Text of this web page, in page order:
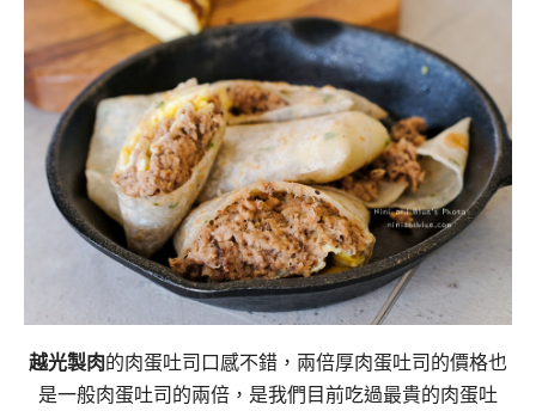
越光製肉的肉蛋吐司口感不錯，兩倍厚肉蛋吐司的價格也
是一般肉蛋吐司的兩倍，是我們目前吃過最貴的肉蛋吐